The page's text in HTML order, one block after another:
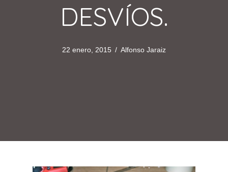
DESVÍOS.
22 enero, 2015 / Alfonso Jaraiz